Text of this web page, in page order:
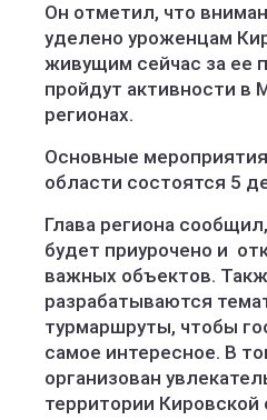
Он отметил, что
уделено уроженцам
живущим сейчас за ее
пройдут активности в
регионах.
Основные
области состоятся 5
Глава региона
будет приурочено и
важных объектов.
разрабатываются
турмаршруты, чтобы
самое интересное. В
организован
территории Кировской